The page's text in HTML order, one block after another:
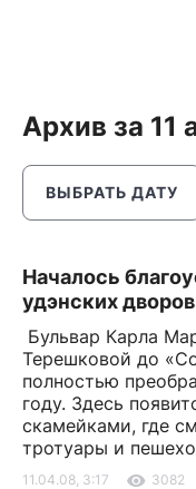
Архив за 11
ВЫБРАТЬ ДАТУ
Началось
удэнских дворов
Бульвар Карла
Терешковой до
полностью
году. Здесь
скамейками, где
тротуары и
11.04.08, 3:17 3082